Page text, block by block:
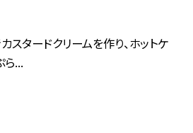
スタードクリームを作り、ホットケ
ら...